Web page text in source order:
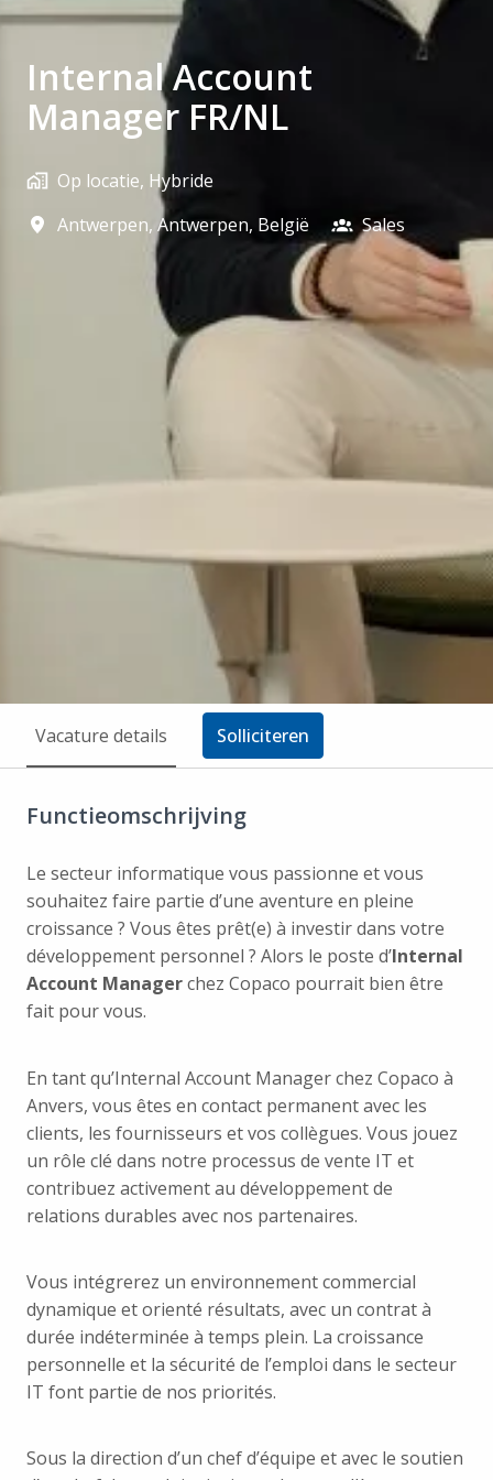
Internal Account
Manager FR/NL
Op locatie, Hybride
Antwerpen, Antwerpen, België Sales​
Vacature details Solliciteren
Functieomschrijving
Le secteur informatique vous passionne et vous
souhaitez faire partie d’une aventure en pleine
croissance ? Vous êtes prêt(e) à investir dans votre
développement personnel ? Alors le poste d’Internal
Account Managerchez Copaco pourrait bien être
fait pour vous.
En tant qu’Internal Account Manager chez Copaco à
Anvers, vous êtes en contact permanent avec les
clients, les fournisseurs et vos collègues. Vous jouez
un rôle clé dans notre processus de vente IT et
contribuez activement au développement de
relations durables avec nos partenaires.
Vous intégrerez un environnement commercial
dynamique et orienté résultats, avec un contrat à
durée indéterminée à temps plein. La croissance
personnelle et la sécurité de l’emploi dans le secteur
IT font partie de nos priorités.
Sous la direction d’un chef d’équipe et avec le soutien